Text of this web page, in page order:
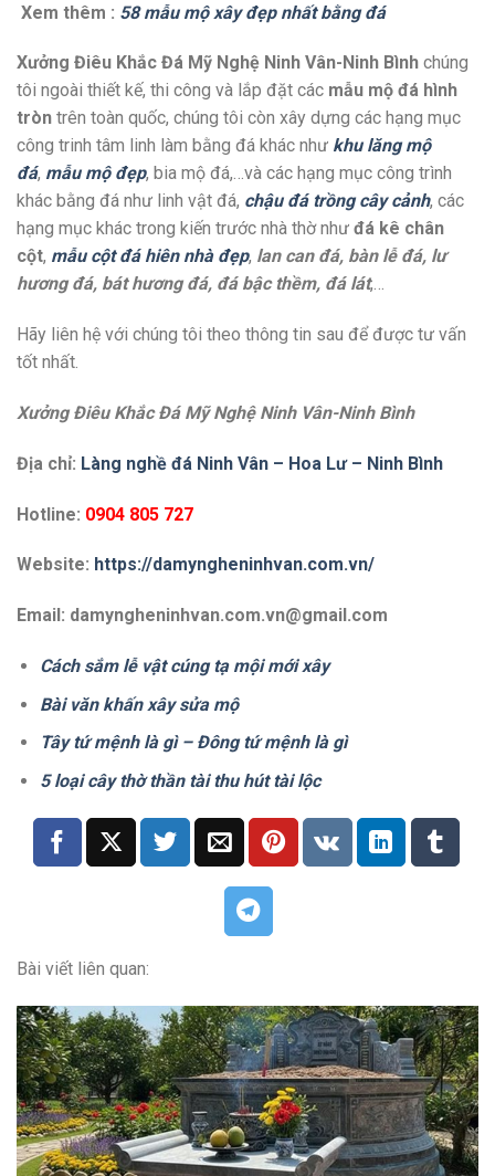
Xem thêm : 58 mẫu mộ xây đẹp nhất bằng đá
Xưởng Điêu Khắc Đá Mỹ Nghệ Ninh Vân-Ninh Bình chúng
tôi ngoài thiết kế, thi công và lắp đặt các mẫu mộ đá hình
tròn trên toàn quốc, chúng tôi còn xây dựng các hạng mục
công trinh tâm linh làm bằng đá khác như khu lăng mộ
đá, mẫu mộ đẹp, bia mộ đá,…và các hạng mục công trình
khác bằng đá như linh vật đá, chậu đá trồng cây cảnh, các
hạng mục khác trong kiến trước nhà thờ như đá kê chân
cột, mẫu cột đá hiên nhà đẹp, lan can đá, bàn lễ đá, lư
hương đá, bát hương đá, đá bậc thềm, đá lát,…
Hãy liên hệ với chúng tôi theo thông tin sau để được tư vấn
tốt nhất.
Xưởng Điêu Khắc Đá Mỹ Nghệ Ninh Vân-Ninh Bình
Địa chỉ: Làng nghề đá Ninh Vân – Hoa Lư – Ninh Bình
Hotline: 0904 805 727
Website: https://damyngheninhvan.com.vn/
Email: damyngheninhvan.com.vn@gmail.com
Cách sắm lễ vật cúng tạ mội mới xây
Bài văn khấn xây sửa mộ
Tây tứ mệnh là gì – Đông tứ mệnh là gì
5 loại cây thờ thần tài thu hút tài lộc
Bài viết liên quan: